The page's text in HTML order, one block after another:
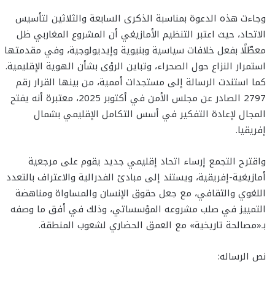
وجاءت هذه الدعوة بمناسبة الذكرى السابعة والثلاثين لتأسيس
الاتحاد، حيث اعتبر التنظيم الأمازيغي أن المشروع المغاربي ظل
معطّلًا بفعل خلافات سياسية وبنيوية وإيديولوجية، وفي مقدمتها
استمرار النزاع حول الصحراء، وتباين الرؤى بشأن الهوية الإقليمية.
كما استندت الرسالة إلى مستجدات أممية، من بينها القرار رقم
2797 الصادر عن مجلس الأمن في أكتوبر 2025، معتبرة أنه يفتح
المجال لإعادة التفكير في أسس التكامل الإقليمي بشمال
إفريقيا.
واقترح التجمع إرساء اتحاد إقليمي جديد يقوم على مرجعية
أمازيغية-إفريقية، ويستند إلى مبادئ الفدرالية والاعتراف بالتعدد
اللغوي والثقافي، مع جعل حقوق الإنسان والمساواة ومناهضة
التمييز في صلب مشروعه المؤسساتي، وذلك في أفق ما وصفه
بـ«مصالحة تاريخية» مع العمق الحضاري لشعوب المنطقة.
نص الرساله: